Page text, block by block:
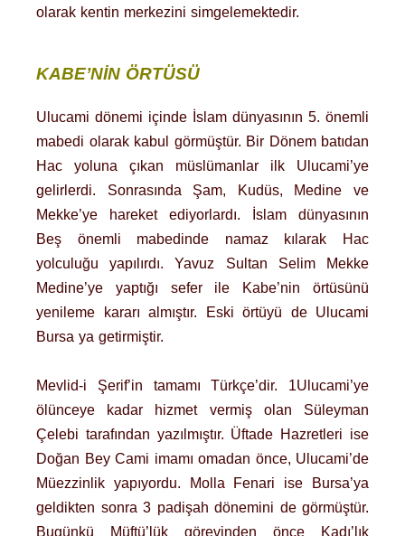
olarak kentin merkezini simgelemektedir.
KABE’NİN ÖRTÜSÜ
Ulucami dönemi içinde İslam dünyasının 5. önemli
mabedi olarak kabul görmüştür. Bir Dönem batıdan
Hac yoluna çıkan müslümanlar ilk Ulucami’ye
gelirlerdi. Sonrasında Şam, Kudüs, Medine ve
Mekke’ye hareket ediyorlardı. İslam dünyasının
Beş önemli mabedinde namaz kılarak Hac
yolculuğu yapılırdı. Yavuz Sultan Selim Mekke
Medine’ye yaptığı sefer ile Kabe’nin örtüsünü
yenileme kararı almıştır. Eski örtüyü de Ulucami
Bursa ya getirmiştir.
Mevlid-i Şerif’in tamamı Türkçe’dir. 1Ulucami’ye
ölünceye kadar hizmet vermiş olan Süleyman
Çelebi tarafından yazılmıştır. Üftade Hazretleri ise
Doğan Bey Cami imamı omadan önce, Ulucami’de
Müezzinlik yapıyordu. Molla Fenari ise Bursa’ya
geldikten sonra 3 padişah dönemini de görmüştür.
Bugünkü Müftü’lük görevinden önce Kadı’lık